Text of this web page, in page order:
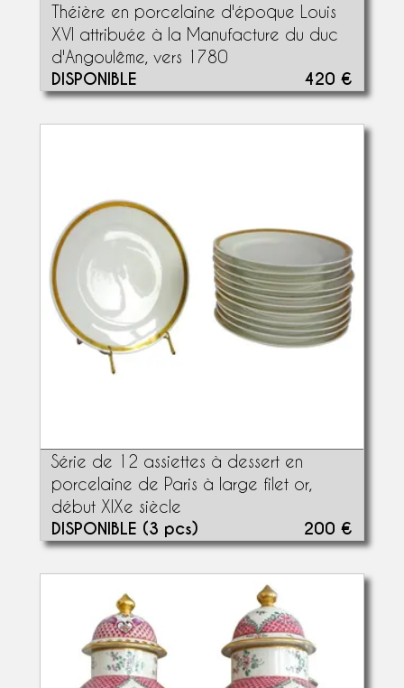
Théière en porcelaine d'époque Louis
XVI attribuée à la Manufacture du duc
d'Angoulême, vers 1780
DISPONIBLE 420 €
Série de 12 assiettes à dessert en
porcelaine de Paris à large filet or,
début XIXe siècle
DISPONIBLE (3 pcs) 200 €